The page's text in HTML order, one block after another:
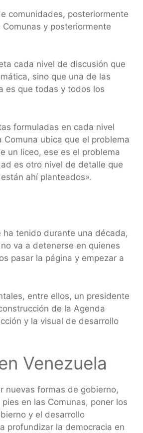
comunidades, posteriormente
y posteriormente
cada nivel de discusión que
sino que una de las
es que todas y todos los
formuladas en cada nivel
ubica que el problema
un liceo, ese es el problema
es otro nivel de detalle que
ahí planteados».
ha tenido durante una década,
va a detenerse en quienes
pasar la página y empezar a
entre ellos, un presidente
de la Agenda
y la visual de desarrollo
Venezuela
nuevas formas de gobierno,
en las Comunas, poner los
y el desarrollo
profundizar la democracia en